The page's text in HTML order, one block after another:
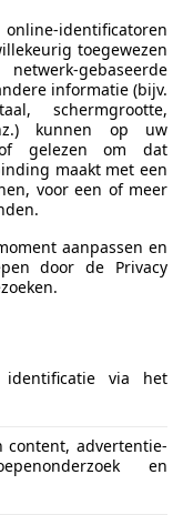
hoekige ontwerp
design. Voor
de hele wereld
tot de
snel uitgroeien tot
in 1989 was
nieuwe model
van de Hyundai
land, maar een
de verkopen in
en het model
uit Europa
uitgegroeid tot
een
meer trekjes
grootste model uit
werden
identificatoren
toegewezen
gebaseerde
informatie (bijv.
schermgrootte,
kunnen op uw
gelezen om dat
maakt met een
voor een of meer
aanpassen en
door de Privacy
identificatie via het
content, advertentie-
en